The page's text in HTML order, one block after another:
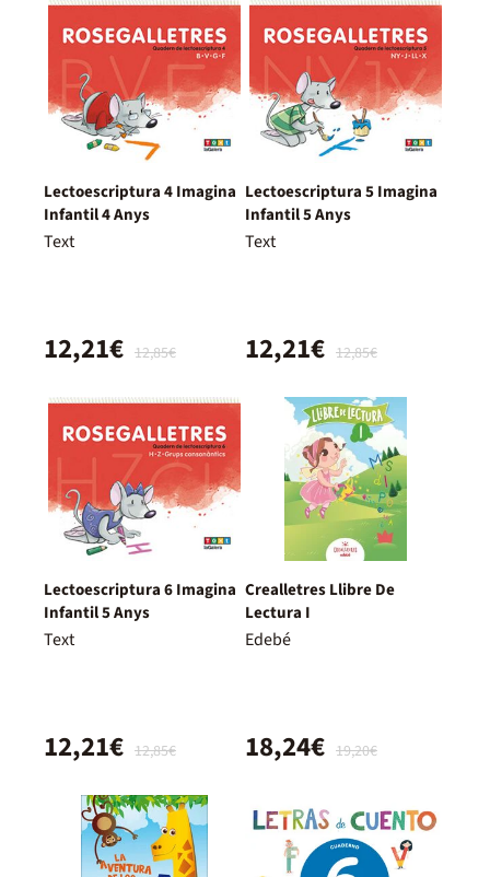
Lectoescriptura 4 Imagina
Infantil 4 Anys
Text
12,85€
12,21€
Lectoescriptura 5 Imagina
Infantil 5 Anys
Text
12,85€
12,21€
Lectoescriptura 6 Imagina
Infantil 5 Anys
Text
12,85€
12,21€
Crealletres Llibre De
Lectura I
Edebé
19,20€
18,24€